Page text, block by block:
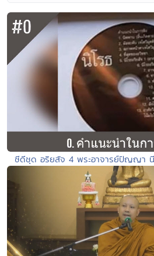
ซีดีชุด อริยสัจ 4 พระอาจารย์ปัญญา